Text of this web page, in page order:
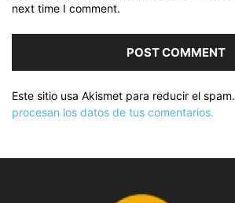
next time I comment.
Este sitio usa Akismet para reducir el spam.
procesan los datos de tus comentarios.